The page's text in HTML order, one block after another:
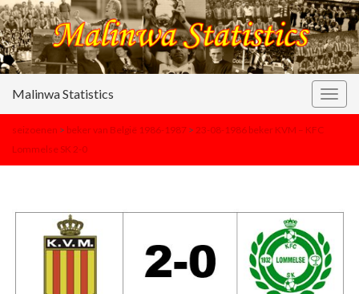
Malinwa Statistics
seizoenen > beker van België 1986-1987 > 23-08-1986 beker KVM – KFC
Lommelse SK 2-0